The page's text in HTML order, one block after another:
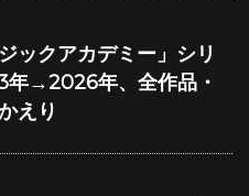
ックアカデミー」シリ
→2026年、全作品・
えり